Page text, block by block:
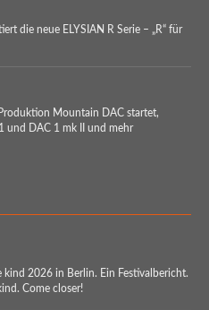
die neue ELYSIAN R Serie – „R“ für
Mountain DAC startet,
und DAC 1 mk II und mehr
kind 2026 in Berlin. Ein Festivalbericht.
Come closer!